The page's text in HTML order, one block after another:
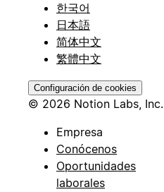
한국어
日本語
简体中文
繁體中文
Configuración de cookies
© 2026 Notion Labs, Inc.
Empresa
Conócenos
Oportunidades
laborales